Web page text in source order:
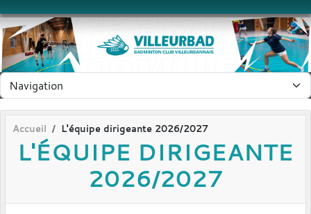
Accueil L'équipe dirigeante 2026/2027
L'ÉQUIPE DIRIGEANTE
2026/2027